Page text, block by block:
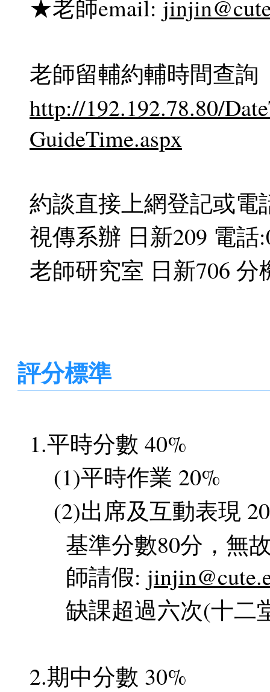
★老師email:
老師留輔約輔時間查詢
http://192.192.78.80/
GuideTime.aspx
約談直接上網登記或電
視傳系辦 日新209 電話
老師研究室 日新706 分
評分標準
1.平時分數 40%
(1)平時作業 20%
(2)出席及互動表現
基準分數80分，無
師請假:
缺課超過六次(十二
2.期中分數 30%